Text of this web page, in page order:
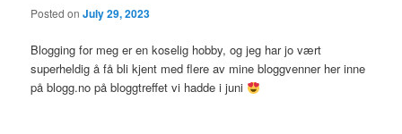
Posted onJuly 29, 2023
Blogging for meg er en koselig hobby, og jeg har jo vært
superheldig å få bli kjent med flere av mine bloggvenner her inne
på blogg.no på bloggtreffet vi hadde i juni